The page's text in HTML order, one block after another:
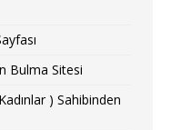
Bulma Sitesi
) Sahibinden